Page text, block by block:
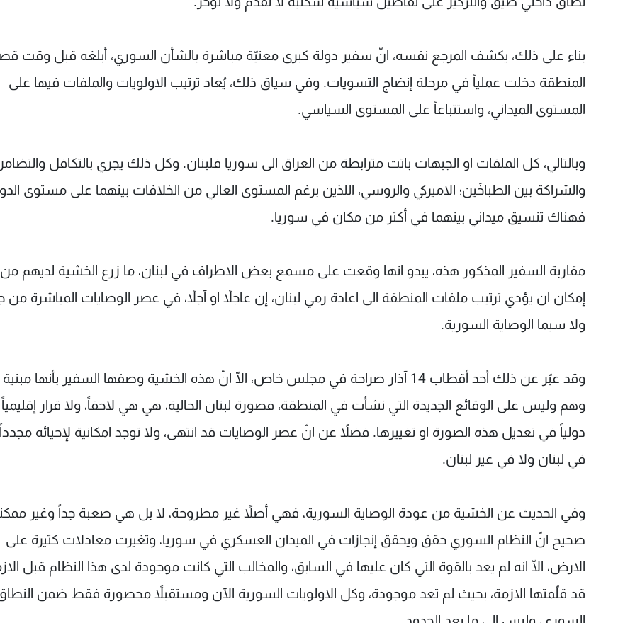
بناء على ذلك، يكشف المرجع نفسه، انّ سفير دولة كبرى معنيّة مباشرة بالشأن السوري، أبلغه قبل وقت
المنطقة دخلت عملياً في مرحلة إنضاج التسويات. وفي سياق ذلك، يُعاد ترتيب الاولويات والملفات فيها على
المستوى الميداني، واستتباعاً على المستوى السياسي.
وبالتالي، كل الملفات او الجبهات باتت مترابطة من العراق الى سوريا فلبنان. وكل ذلك يجري بالتكافل
والشراكة بين الطباخَين؛ الاميركي والروسي، اللذين برغم المستوى العالي من الخلافات بينهما على مستوى
فهناك تنسيق ميداني بينهما في أكثر من مكان في سوريا.
مقاربة السفير المذكور هذه، يبدو انها وقعت على مسمع بعض الاطراف في لبنان، ما زرع الخشية لديهم من
إمكان ان يؤدي ترتيب ملفات المنطقة الى اعادة رمي لبنان، إن عاجلاً او آجلاً، في عصر الوصايات المباشرة من
ولا سيما الوصاية السورية.
وقد عبّر عن ذلك أحد أقطاب 14 آذار صراحة في مجلس خاص، الّا انّ هذه الخشية وصفها السفير بأنها
وهم وليس على الوقائع الجديدة التي نشأت في المنطقة، فصورة لبنان الحالية، هي هي لاحقاً، ولا قرار إقليمياً
دولياً في تعديل هذه الصورة او تغييرها. فضلاً عن انّ عصر الوصايات قد انتهى، ولا توجد امكانية لإحيائه
في لبنان ولا في غير لبنان.
وفي الحديث عن الخشية من عودة الوصاية السورية، فهي أصلاً غير مطروحة، لا بل هي صعبة جداً وغير
صحيح انّ النظام السوري حقق ويحقق إنجازات في الميدان العسكري في سوريا، وتغيرت معادلات كثيرة على
الارض، الّا انه لم يعد بالقوة التي كان عليها في السابق، والمخالب التي كانت موجودة لدى هذا النظام قبل
قد قلّمتها الازمة، بحيث لم تعد موجودة، وكل الاولويات السورية الآن ومستقبلاً محصورة فقط ضمن